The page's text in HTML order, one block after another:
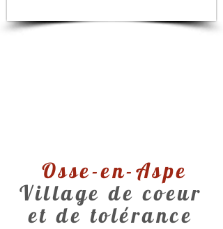
Osse-en-Aspe
Village de coeur
et de tolérance